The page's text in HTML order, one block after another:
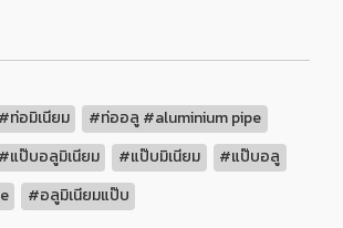
#ท่อมิเนียม
#ท่ออลู #aluminium pipe
#แป๊บอลูมิเนียม #แป๊บมิเนียม
#แป๊บอลู
#อลูมิเนียมแป๊บ